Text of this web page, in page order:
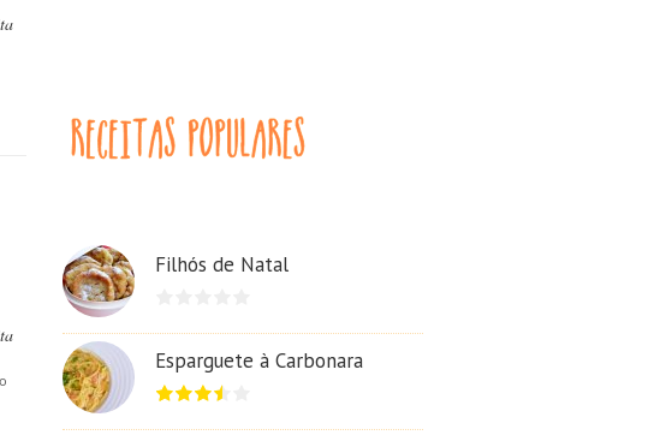
Filhós de Natal
Esparguete à Carbonara